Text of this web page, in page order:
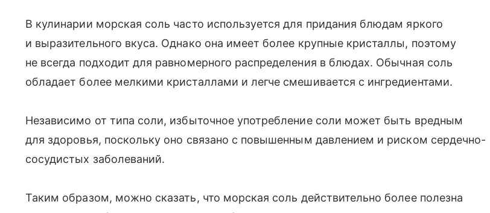
В кулинарии морская соль часто используется для придания блюдам яркого
и выразительного вкуса. Однако она имеет более крупные кристаллы, поэтому
не всегда подходит для равномерного распределения в блюдах. Обычная соль
обладает более мелкими кристаллами и легче смешивается с ингредиентами.
Независимо от типа соли, избыточное употребление соли может быть вредным
для здоровья, поскольку оно связано с повышенным давлением и риском сердечно-
сосудистых заболеваний.
Таким образом, можно сказать, что морская соль действительно более полезна